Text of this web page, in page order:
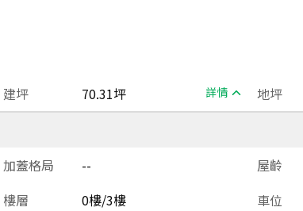
建坪 70.31坪 詳情 地坪
加蓋格局 -- 屋齡
樓層 0樓/3樓 車位